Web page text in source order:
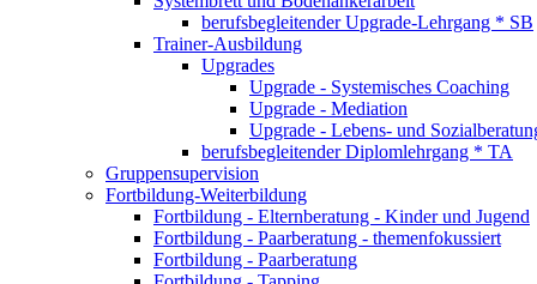
berufsbegleitender Upgrade-Lehrgang * SB
Trainer-Ausbildung
Upgrades
Upgrade - Systemisches Coaching
Upgrade - Mediation
Upgrade - Lebens- und
berufsbegleitender Diplomlehrgang * TA
Gruppensupervision
Fortbildung-Weiterbildung
Fortbildung - Elternberatung - Kinder und Jugend
Fortbildung - Paarberatung - themenfokussiert
Fortbildung - Paarberatung